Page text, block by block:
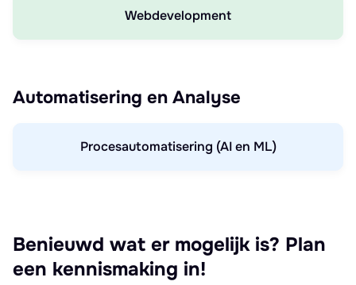
Webdevelopment
Automatisering en Analyse
Procesautomatisering (AI en ML)
Benieuwd wat er mogelijk is? Plan
een kennismaking in!